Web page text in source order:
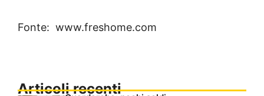
Fonte: www.freshome.com
Articoli recenti